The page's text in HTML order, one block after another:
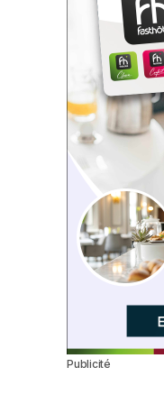
Publicité